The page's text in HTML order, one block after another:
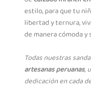
estilo, para que tu
libertad y ternura,
de manera cómoda y
Todas nuestras
artesanas peruanas,
dedicación en cada